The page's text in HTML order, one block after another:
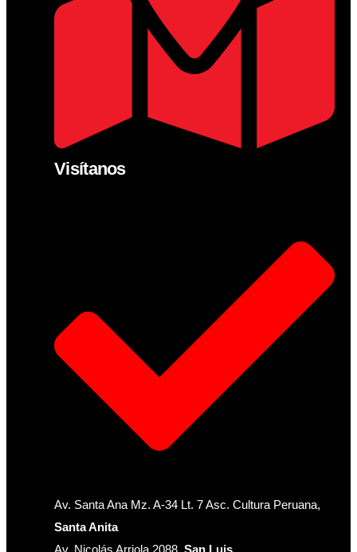
Visítanos
Av. Santa Ana Mz. A-34 Lt. 7 Asc. Cultura Peruana,
Santa Anita
Av. Nicolás Arriola 2088, San Luis